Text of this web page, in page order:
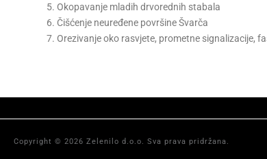
Okopavanje mladih drvorednih stabala
Čišćenje neuređene površine Švarča
Orezivanje oko rasvjete, prometne signalizacije,
Copyright © 2026 Zelenilo d.o.o. Sva prava pridržana.